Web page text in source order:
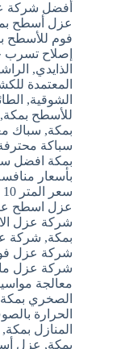
أفضل شركة
عزل أسطح
فوم للأسطح
إصلاح تسرب
الذايدي,
المعتمدة
الشوقية,
للأسطح بمكة,
بمكة, سباك
سباكة
بمكة افضل
بأسعار
سعر المتر 10 ريال لفترة محدودة بمكة
عزل اسطح
بمكة, شركة
شركة عزل
شركة عزل
معالجة
الصخري بمكة
الحرارة
المنازل بمكة,
بمكة, عزل